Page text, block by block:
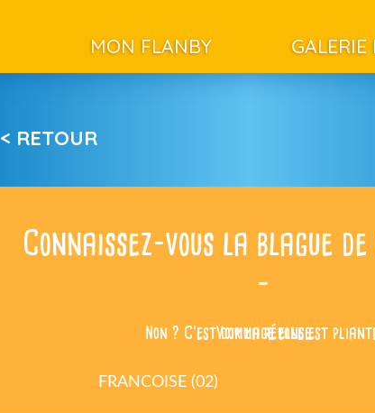
MON FLANBY GALERIE
< RETOUR
Connaissez-vous la blague
–
Voir la réponse
Non ? C’est dommage elle est
FRANCOISE (02)